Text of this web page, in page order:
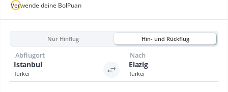
Verwende deine BolPuan
Nur Hinflug Hin- und Rückflug
Istanbul
Türkei
Abflugort
Elazig
Türkei
Nach